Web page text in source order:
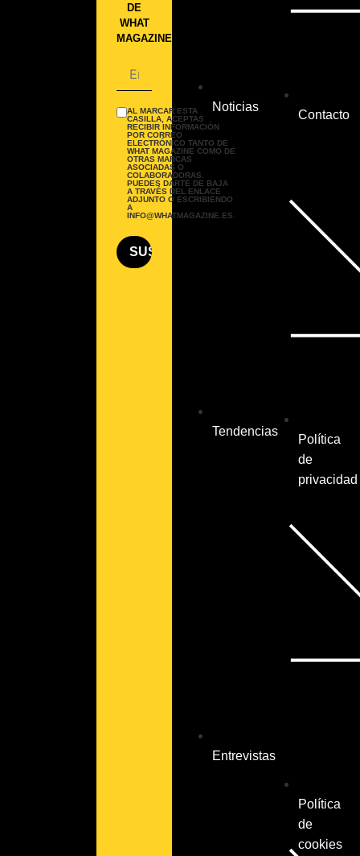
DE
WHAT
MAGAZINE.
AL MARCAR ESTA
CASILLA, ACEPTAS
RECIBIR INFORMACIÓN
POR CORREO
ELECTRÓNICO TANTO DE
WHAT MAGAZINE COMO DE
OTRAS MARCAS
ASOCIADAS O
COLABORADORAS.
PUEDES DARTE DE BAJA
A TRAVÉS DEL ENLACE
ADJUNTO O ESCRIBIENDO
A
INFO@WHATMAGAZINE.ES.
Noticias
Tendencias
Entrevistas
Contacto
Política
de
privacidad
Política
de
cookies